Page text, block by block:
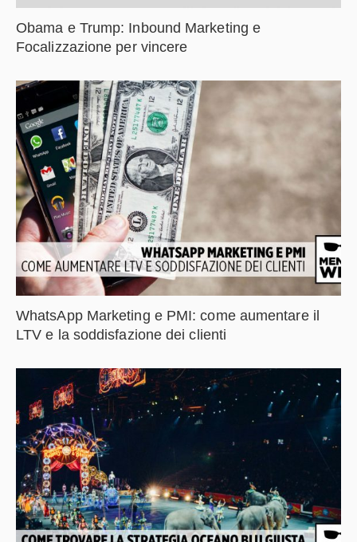
Obama e Trump: Inbound Marketing e
Focalizzazione per vincere
WhatsApp Marketing e PMI: come aumentare il
LTV e la soddisfazione dei clienti